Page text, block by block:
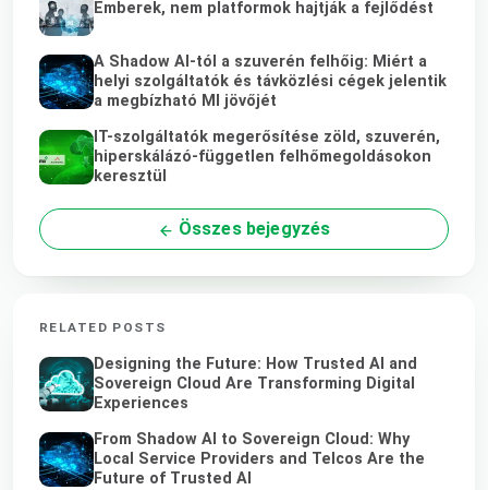
Emberek, nem platformok hajtják a fejlődést
A Shadow AI-tól a szuverén felhőig: Miért a
helyi szolgáltatók és távközlési cégek jelentik
a megbízható MI jövőjét
IT-szolgáltatók megerősítése zöld, szuverén,
hiperskálázó-független felhőmegoldásokon
keresztül
Összes bejegyzés
RELATED POSTS
Designing the Future: How Trusted AI and
Sovereign Cloud Are Transforming Digital
Experiences
From Shadow AI to Sovereign Cloud: Why
Local Service Providers and Telcos Are the
Future of Trusted AI